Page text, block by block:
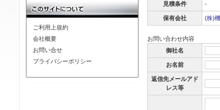
見積条件 -
保有会社 (株)
お問い合わせ内容
御社名
お名前
返信先メールアド
レス等
ご利用上規約
会社概要
お問い合せ
プライバシーポリシー